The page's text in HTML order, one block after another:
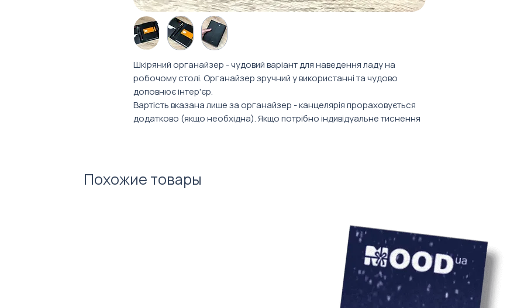
Шкіряний органайзер - чудовий варіант для наведення ладу на
робочому столі. Органайзер зручний у використанні та чудово
доповнює інтер'єр.
Вартість вказана лише за органайзер - канцелярія прораховується
додатково (якщо необхідна). Якщо потрібно індивідуальне тиснення
Похожие товары